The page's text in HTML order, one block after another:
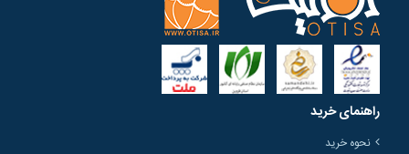
راهنمای خرید
نحوه خرید